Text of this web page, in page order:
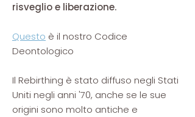
risveglio e liberazione.
Questo è il nostro Codice
Deontologico
Il Rebirthing è stato diffuso negli Stati
Uniti negli anni '70, anche se le sue
origini sono molto antiche e